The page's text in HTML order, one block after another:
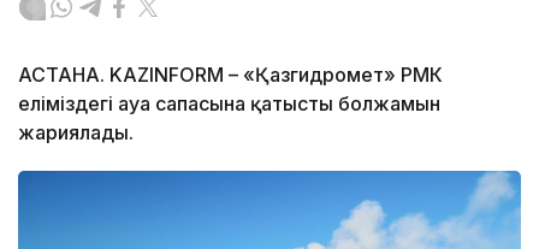
АСТАНА. KAZINFORM – «Қазгидромет» РМК
еліміздегі ауа сапасына қатысты болжамын
жариялады.